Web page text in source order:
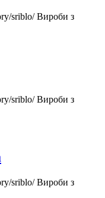
sriblo/Вироби з
sriblo/Вироби з
sriblo/Вироби з